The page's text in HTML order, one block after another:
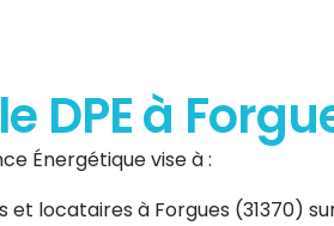
DPE à
Énergétique vise à :
locataires à Forgues (31370)